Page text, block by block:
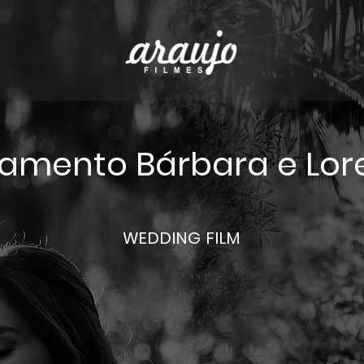
Bárbara e
WEDDING FILM